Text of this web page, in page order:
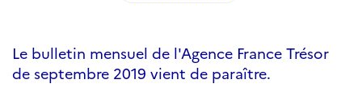
Le bulletin mensuel de l'Agence France Trésor
de septembre 2019 vient de paraître.